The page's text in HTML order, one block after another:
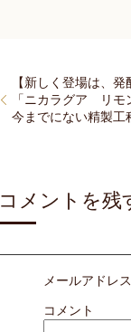
【新しく登場は、発
「ニカラグア リモ
今までにない精製工
コメントを残
メールアドレ
コメント